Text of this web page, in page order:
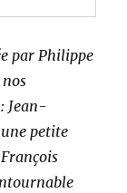
par Philippe
Jean-
petite